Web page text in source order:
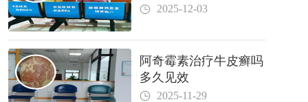
2025-12-03
阿奇霉素治疗牛皮癣吗
多久见效
2025-11-29